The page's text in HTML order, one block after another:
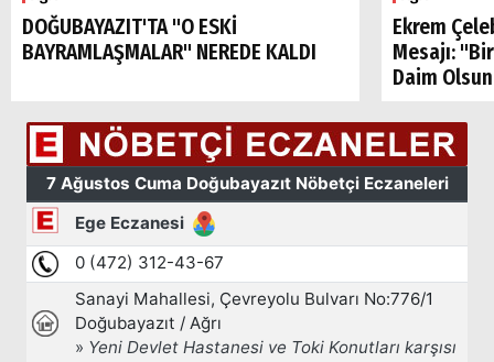
DOĞUBAYAZIT'TA "O ESKİ
BAYRAMLAŞMALAR" NEREDE KALDI
Ekrem
Mesajı:
Daim
Popüler